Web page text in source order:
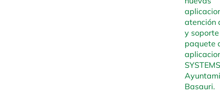
atención
y
paquete
Basauri.